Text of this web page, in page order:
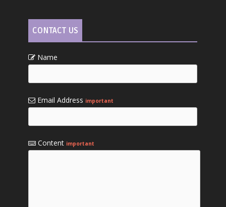
CONTACT US
Name
Email Address important
Content important